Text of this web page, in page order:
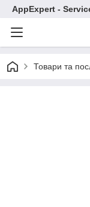
AppExpert -
Товари та